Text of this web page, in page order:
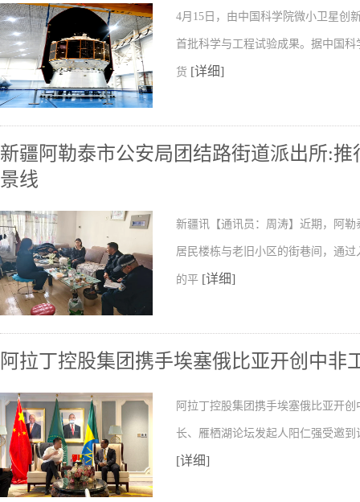
4月15日，由中国科学院微小卫星创
首批科学与工程试验成果。据中国
货 [详细]
新疆阿勒泰市公安局团结路街道派出所:推
景线
新疆讯【通讯员：周涛】近期，阿
居民楼栋与老旧小区的街巷间，通
的平 [详细]
阿拉丁控股集团携手埃塞俄比亚开创中非
阿拉丁控股集团携手埃塞俄比亚开
长、雁栖湖论坛发起人阳仁强受邀
[详细]